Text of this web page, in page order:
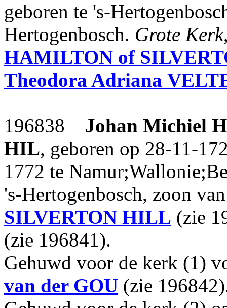
geboren te 's-
Hertogenbosch. Grote Kerk
HAMILTON of
Theodora Adriana
196838 Johan Michiel
HIL, geboren op 28-11-
1772 te
's-Hertogenbosch, zoon
SILVERTON HILL (zie
(zie 196841).
Gehuwd voor de kerk (1)
van der GOU (zie